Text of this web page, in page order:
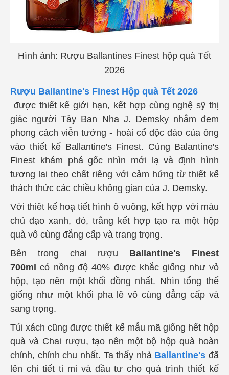
Hình ảnh: Rượu Ballantines Finest hộp quà Tết
2026
Rượu Ballantine's Finest Hộp quà Tết 2026
được thiết kế giới hạn, kết hợp cùng nghệ sỹ thị
giác người Tây Ban Nha J. Demsky nhằm đem
phong cách viễn tưởng - hoài cổ độc đáo của ông
vào thiết kế Ballantine's Finest. Cùng Balantine's
Finest khám phá gốc nhìn mới lạ và định hình
tương lai theo chất riêng với cảm hứng từ thiết kế
thách thức các chiều không gian của J. Demsky.
Với thiêt kế hoạ tiết hình ô vuông, kết hợp với màu
chủ đạo xanh, đỏ, trắng kết hợp tạo ra một hộp
quà vô cùng đẳng cấp và trang trọng.
Bên trong chai rượu Ballantine's Finest
700mlcó nồng độ 40% được khắc giống như vỏ
hộp, tạo nên một khối đồng nhất. Nhìn tổng thể
giống như một khối pha lê vô cùng đẳng cấp và
sang trọng.
Túi xách cũng được thiết kế mẫu mã giống hết hộp
quà và Chai rượu, tạo nên một bộ hộp quà hoàn
chỉnh, chỉnh chu nhất. Ta thấy nhà Ballantine's đã
lên chi tiết tỉ mỉ và đầu tư cho quá trình thiết kế